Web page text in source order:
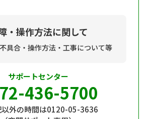
・操作方法に関して
具合・操作方法・工事について等
サポートセンター
436-5700
外の時間は0120-05-3636